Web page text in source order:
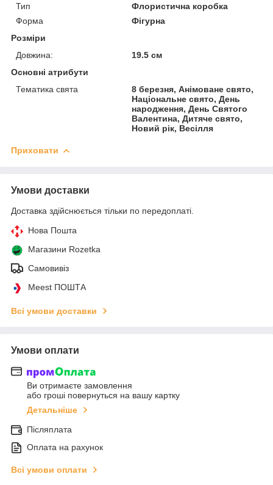
Тип
Флористична коробка
Форма
Фігурна
Розміри
Довжина:
19.5 см
Основні атрибути
Тематика свята
8 березня, Анімоване свято,
Національне свято, День
народження, День Святого
Валентина, Дитяче свято,
Новий рік, Весілля
Приховати
Умови доставки
Доставка здійснюється тільки по передоплаті.
Нова Пошта
Магазини Rozetka
Самовивіз
Meest ПОШТА
Всі умови доставки
Умови оплати
Ви отримаєте замовлення
або гроші повернуться на вашу картку
Детальніше
Післяплата
Оплата на рахунок
Всі умови оплати